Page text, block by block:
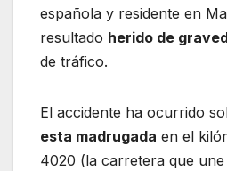
española y residente en
resultado herido de
de tráfico.
El accidente ha ocurrido
esta madrugada en el
4020 (la carretera que